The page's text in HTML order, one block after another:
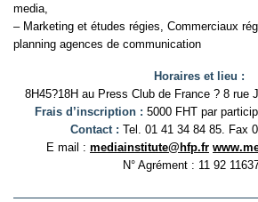
media,
– Marketing et études régies, Commerciaux
planning agences de communication
Horaires et lieu :
8H45?18H au Press Club de France ? 8 rue
Frais d’inscription : 5000 FHT par
Contact : Tel. 01 41 34 84 85. Fax
E mail : mediainstitute@hfp.fr
N° Agrément : 11 92